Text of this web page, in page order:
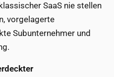
SaaS nie stellen
vorgelagerte
Subunternehmer und